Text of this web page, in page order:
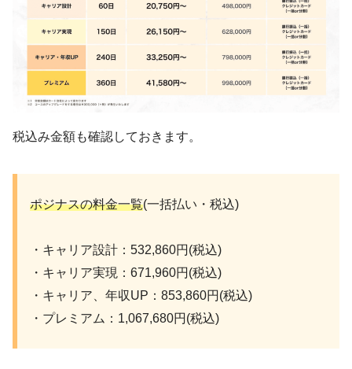
税込み金額も確認しておきます。
ポジナスの料金一覧(一括払い・税込)
・キャリア設計：532,860円(税込)
・キャリア実現：671,960円(税込)
・キャリア、年収UP：853,860円(税込)
・プレミアム：1,067,680円(税込)